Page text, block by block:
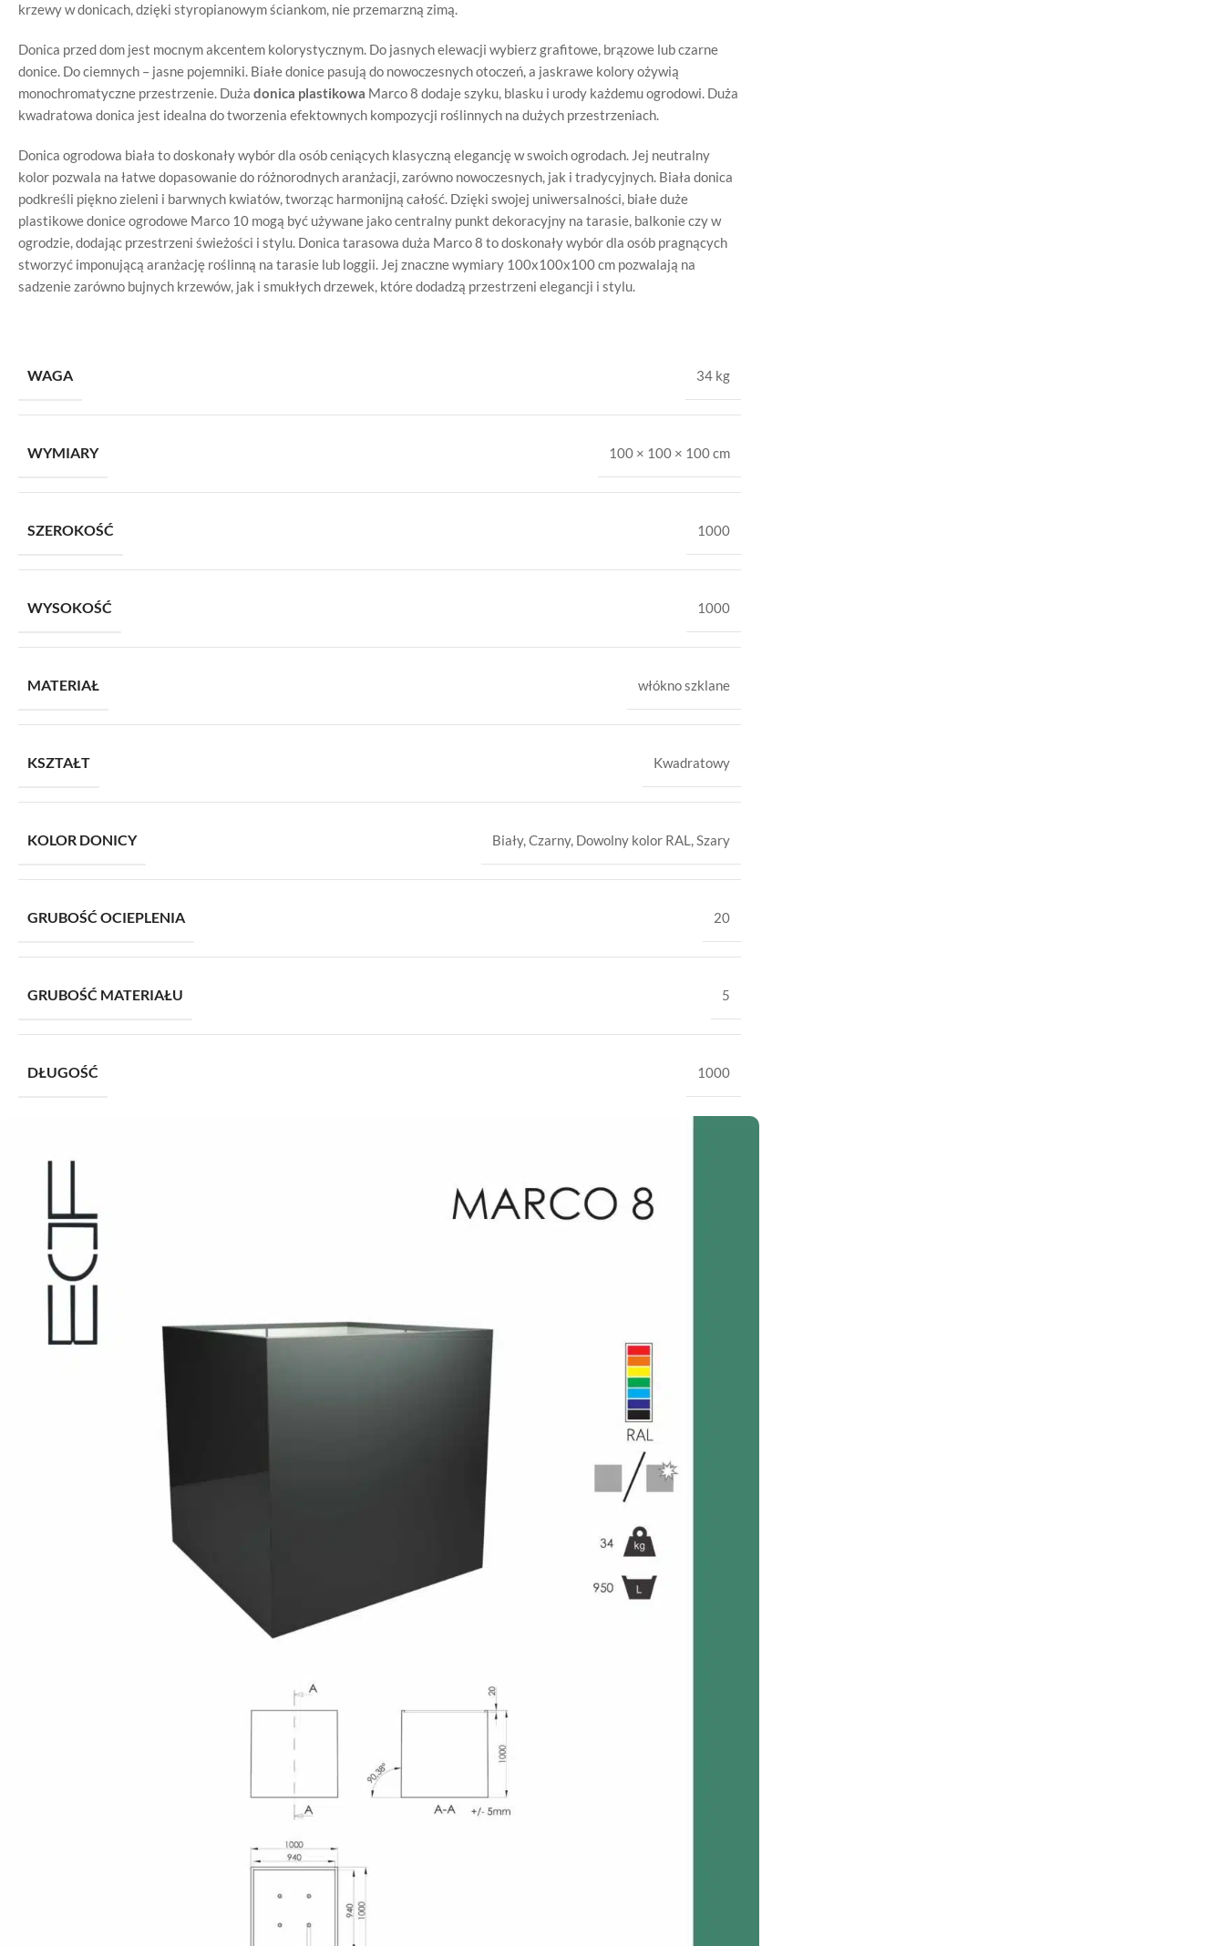
krzewy w donicach, dzięki styropianowym ściankom, nie przemarzną zimą.
Donica przed dom jest mocnym akcentem kolorystycznym. Do jasnych elewacji wybierz grafitowe, brązowe lub czarne
donice. Do ciemnych – jasne pojemniki. Białe donice pasują do nowoczesnych otoczeń, a jaskrawe kolory ożywią
monochromatyczne przestrzenie. Duża donica plastikowa Marco 8 dodaje szyku, blasku i urody każdemu ogrodowi. Duża
kwadratowa donica jest idealna do tworzenia efektownych kompozycji roślinnych na dużych przestrzeniach.
Donica ogrodowa biała to doskonały wybór dla osób ceniących klasyczną elegancję w swoich ogrodach. Jej neutralny
kolor pozwala na łatwe dopasowanie do różnorodnych aranżacji, zarówno nowoczesnych, jak i tradycyjnych. Biała donica
podkreśli piękno zieleni i barwnych kwiatów, tworząc harmonijną całość. Dzięki swojej uniwersalności, białe duże
plastikowe donice ogrodowe Marco 10 mogą być używane jako centralny punkt dekoracyjny na tarasie, balkonie czy w
ogrodzie, dodając przestrzeni świeżości i stylu. Donica tarasowa duża Marco 8 to doskonały wybór dla osób pragnących
stworzyć imponującą aranżację roślinną na tarasie lub loggii. Jej znaczne wymiary 100x100x100 cm pozwalają na
sadzenie zarówno bujnych krzewów, jak i smukłych drzewek, które dodadzą przestrzeni elegancji i stylu.
WAGA 34 kg
WYMIARY 100 × 100 × 100 cm
SZEROKOŚĆ 1000
WYSOKOŚĆ 1000
MATERIAŁ włókno szklane
KSZTAŁT Kwadratowy
KOLOR DONICY Biały,Czarny, Dowolny kolor RAL,Szary
GRUBOŚĆ OCIEPLENIA 20
GRUBOŚĆ MATERIAŁU 5
DŁUGOŚĆ 1000